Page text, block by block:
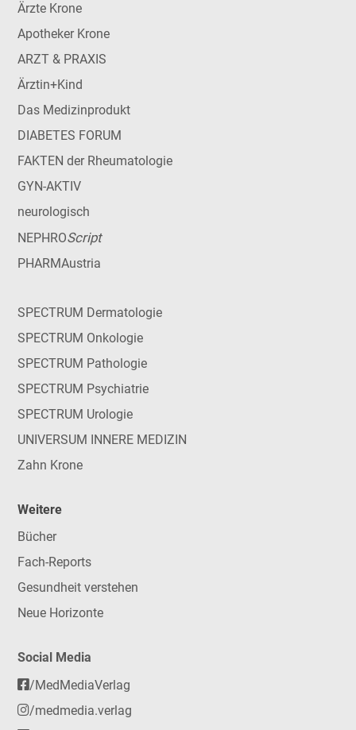
Ärzte Krone
Apotheker Krone
ARZT & PRAXIS
Ärztin+Kind
Das Medizinprodukt
DIABETES FORUM
FAKTEN der Rheumatologie
GYN-AKTIV
neurologisch
NEPHROScript
PHARMAustria
SPECTRUM Dermatologie
SPECTRUM Onkologie
SPECTRUM Pathologie
SPECTRUM Psychiatrie
SPECTRUM Urologie
UNIVERSUM INNERE MEDIZIN
Zahn Krone
Weitere
Bücher
Fach-Reports
Gesundheit verstehen
Neue Horizonte
Social Media
/MedMediaVerlag
/medmedia.verlag